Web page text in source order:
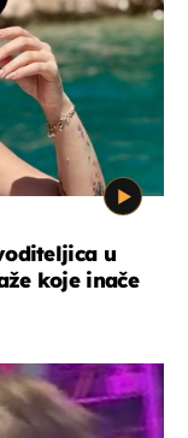
u
koje inače